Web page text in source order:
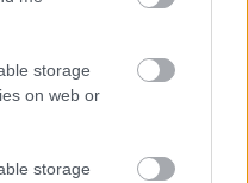
storage
on web or
storage